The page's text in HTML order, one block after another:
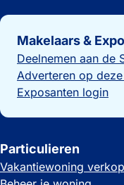
Belangrijke links
Makelaars &
Deelnemen aan de
Adverteren op
Exposanten login
Particulieren
Vakantiewoning